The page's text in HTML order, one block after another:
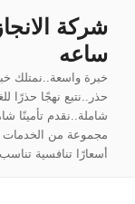
المحتوىساعه
خبرة واسعة..نمتلك
حذر..نتبع نهجًا حذرًا
شاملة..نقدم تأمينًا
مجموعة من الخدمات
أسعارًا تنافسية